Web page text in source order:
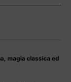
magia classica ed